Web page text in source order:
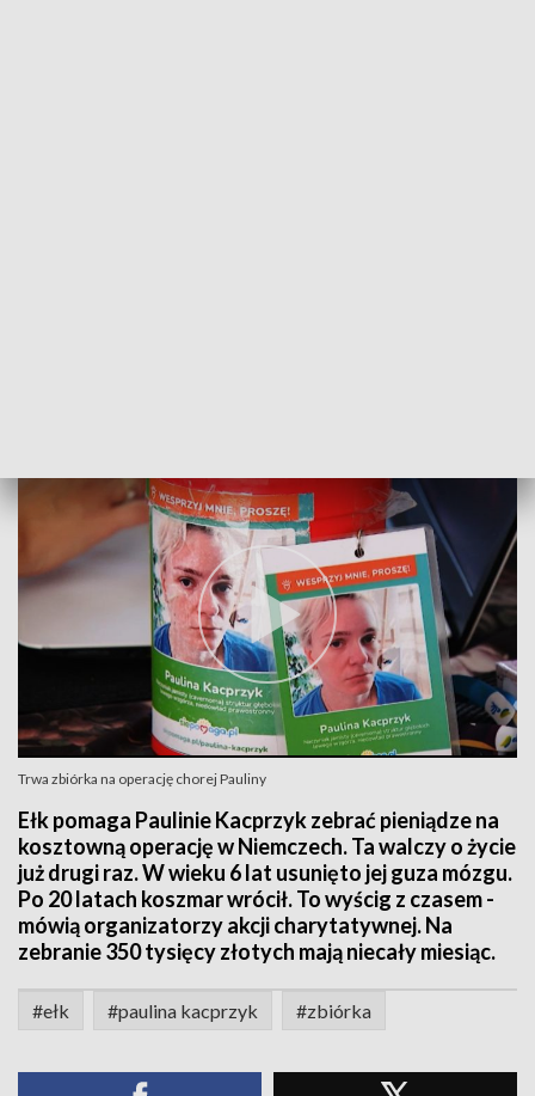
Trwa zbiórka na operację chorej Pauliny
Ełk pomaga Paulinie Kacprzyk zebrać pieniądze na
kosztowną operację w Niemczech. Ta walczy o życie
już drugi raz. W wieku 6 lat usunięto jej guza mózgu.
Po 20 latach koszmar wrócił. To wyścig z czasem -
mówią organizatorzy akcji charytatywnej. Na
zebranie 350 tysięcy złotych mają niecały miesiąc.
#ełk #paulina kacprzyk #zbiórka